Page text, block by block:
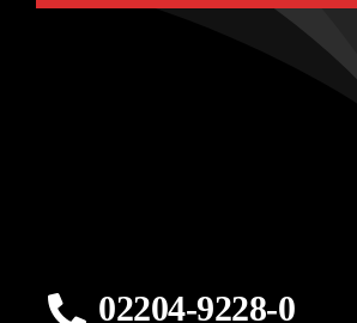
02204-9228-0